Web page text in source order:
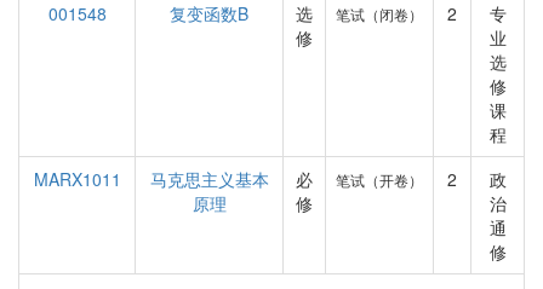
001548
复变函数B
选
修
笔试（闭卷） 2
专
业
选
修
课
程
MARX1011
马克思主义基本
原理
必
修
笔试（开卷） 2
政
治
通
修